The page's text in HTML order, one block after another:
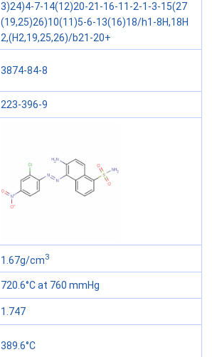
3)24)4-7-14(12)20-21-16-11-2-1-3-15(27
(19,25)26)10(11)5-6-13(16)18/h1-8H,18H
2,(H2,19,25,26)/b21-20+
3874-84-8
223-396-9
1.67g/cm3
720.6°C at 760 mmHg
1.747
389.6°C